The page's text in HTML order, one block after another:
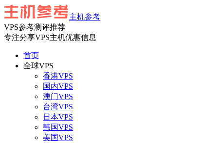
主机参考
VPS参考测评推荐
专注分享VPS主机优惠信息
首页
全球VPS
香港VPS
国内VPS
澳门VPS
台湾VPS
日本VPS
韩国VPS
美国VPS